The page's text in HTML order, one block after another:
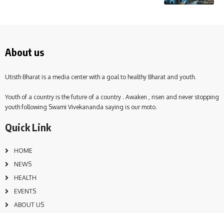
About us
Utisth Bharat is a media center with a goal to healthy Bharat and youth.
Youth of a country is the future of a country . Awaken , risen and never stopping
youth following Swami Vivekananda saying is our moto.
Quick Link
HOME
NEWS
HEALTH
EVENTS
ABOUT US